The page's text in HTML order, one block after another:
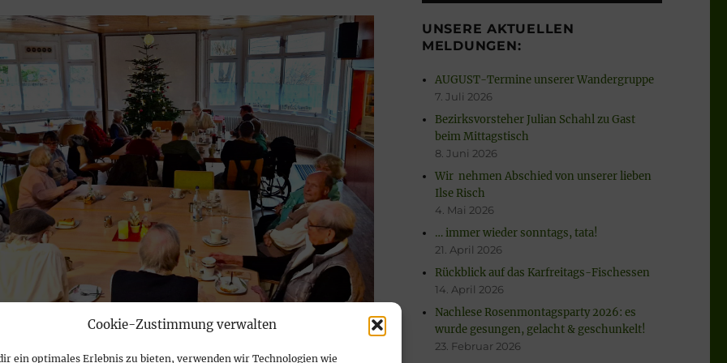
Cookie-Zustimmung verwalten
ein optimales Erlebnis zu bieten, verwenden wir Technologien wie
UNSERE AKTUELLEN
MELDUNGEN:
AUGUST-Termine unserer Wandergruppe
7. Juli 2026
Bezirksvorsteher Julian Schahl zu Gast
beim Mittagstisch
8. Juni 2026
Wir nehmen Abschied von unserer lieben
Ilse Risch
4. Mai 2026
… immer wieder sonntags, tata!
21. April 2026
Rückblick auf das Karfreitags-Fischessen
14. April 2026
Nachlese Rosenmontagsparty 2026: es
wurde gesungen, gelacht & geschunkelt!
23. Februar 2026